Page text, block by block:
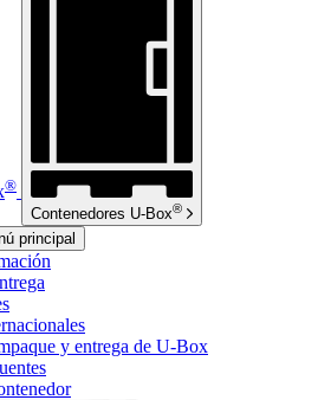
®
Contenedores U-Box®
principal
y entrega de U-Box